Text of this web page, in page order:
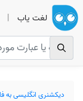
لغت یاب |
دیکشنری انگلیسی به